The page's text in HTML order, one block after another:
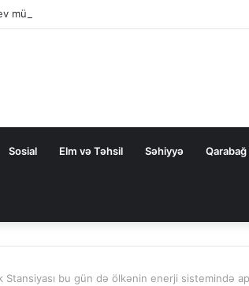
müharibəni qazandı, həm də sülhü qazandı!”
Sosial Elm və Təhsil Səhiyyə
Stansiyası bu gün də ölkənin enerji sistemində